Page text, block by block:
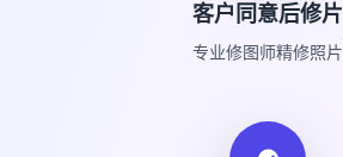
客户同意后修片
专业修图师精修照片